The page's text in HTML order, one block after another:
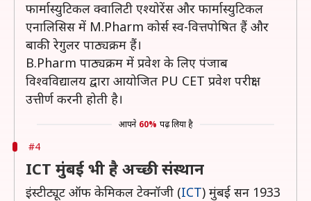
फार्मास्युटिकल क्वालिटी एश्योरेंस और फार्मास्युटिकल
एनालिसिस में M.Pharm कोर्स स्व-वित्तपोषित हैं और
बाकी रेगुलर पाठ्यक्रम हैं।
B.Pharm पाठ्यक्रम में प्रवेश के लिए पंजाब
विश्वविद्यालय द्वारा आयोजित PU CET प्रवेश परीक्षा
उत्तीर्ण करनी होती है।
आपने 60% पढ़ लिया है
#4
ICT मुंबई भी है अच्छी संस्थान
इंस्टीट्यूट ऑफ केमिकल टेक्नॉजी (ICT) मुंबई सन 1933